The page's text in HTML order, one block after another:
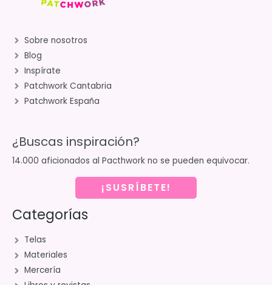
Sobre nosotros
Blog
Inspírate
Patchwork Cantabria
Patchwork España
¿Buscas inspiración?
14.000 aficionados al Pacthwork no se pueden equivocar.
¡SUSRÍBETE!
Categorías
Telas
Materiales
Mercería